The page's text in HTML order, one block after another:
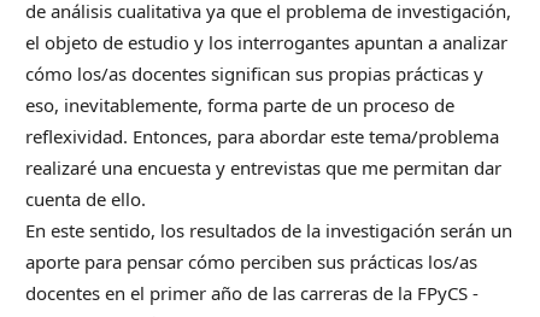
de análisis cualitativa ya que el problema de investigación,
el objeto de estudio y los interrogantes apuntan a analizar
cómo los/as docentes significan sus propias prácticas y
eso, inevitablemente, forma parte de un proceso de
reflexividad. Entonces, para abordar este tema/problema
realizaré una encuesta y entrevistas que me permitan dar
cuenta de ello.
En este sentido, los resultados de la investigación serán un
aporte para pensar cómo perciben sus prácticas los/as
docentes en el primer año de las carreras de la FPyCS -